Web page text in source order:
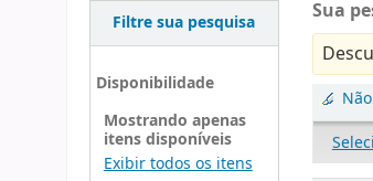
Filtre sua pesquisa
Disponibilidade
Mostrando apenas
itens disponíveis
Exibir todos os itens
Sua